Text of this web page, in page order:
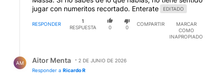
jugar con numeritos recortado. Enterate
EDITADO
RESPONDER
1
RESPUESTA
0 0
COMPARTIR
MARCAR
COMO
INAPROPIADO
AM Aitor Menta
2 DE JUNIO DE 2026
Responder a Ricardo R